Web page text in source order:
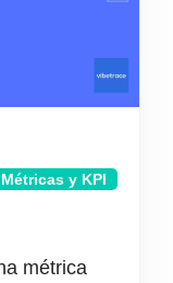
Métricas y KPI
métrica